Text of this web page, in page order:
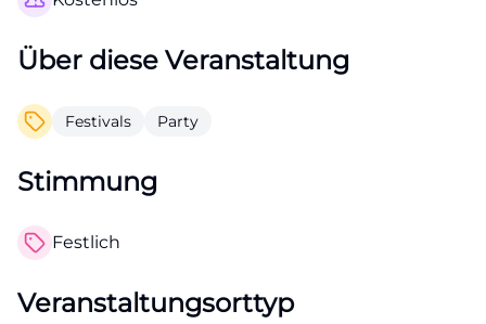
Über diese Veranstaltung
Festivals Party
Stimmung
Festlich
Veranstaltungsorttyp